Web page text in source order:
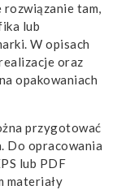
tam,
lub
W opisach
oraz
opakowaniach
przygotować
Do opracowania
lub PDF
materiały